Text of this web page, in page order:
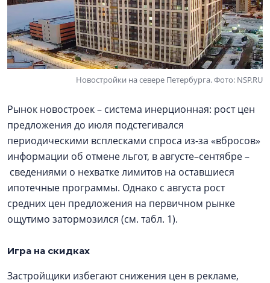
Новостройки на севере Петербурга. Фото: NSP.RU
Рынок новостроек – система инерционная: рост цен
предложения до июля подстегивался
периодическими всплесками спроса из-за «вбросов»
информации об отмене льгот, в августе–сентябре –
сведениями о нехватке лимитов на оставшиеся
ипотечные программы. Однако с августа рост
средних цен предложения на первичном рынке
ощутимо затормозился (см. табл. 1).
Игра на скидках
Застройщики избегают снижения цен в рекламе,